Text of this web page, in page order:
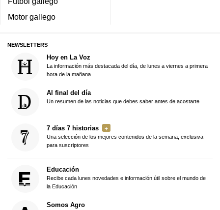
Motor gallego
NEWSLETTERS
Hoy en La Voz
La información más destacada del día, de lunes a viernes a primera
hora de la mañana
Al final del día
Un resumen de las noticias que debes saber antes de acostarte
7 días 7 historias
Una selección de los mejores contenidos de la semana, exclusiva
para suscriptores
Educación
Recibe cada lunes novedades e información útil sobre el mundo de
la Educación
Somos Agro